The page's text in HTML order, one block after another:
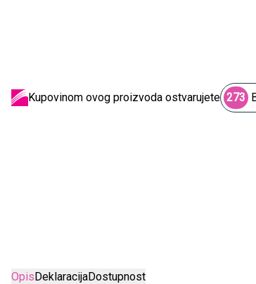
Kupovinom ovog proizvoda ostvarujete 273
OpisDeklaracijaDostupnost